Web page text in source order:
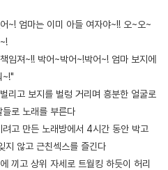
~! 엄마는 이미 아들 여자야~!! 오~오~
임져~!! 박어~박어~!박어~! 엄마 보지에
~!"
리고 보지를 벌렁 거리며 흥분한 얼굴로
로 노래를 부른다
고 만든 노래방에서 4시간 동안 박고
지 않고 근친섹스를 즐긴다
끼고 상위 자세로 트월킹 하듯이 허리